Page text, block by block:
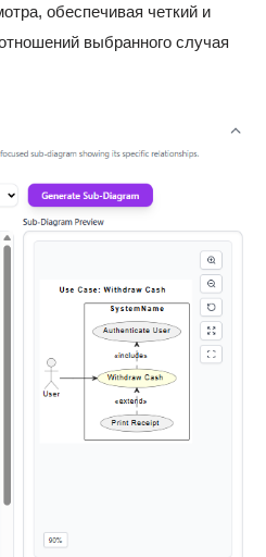
обеспечивая четкий и
выбранного случая